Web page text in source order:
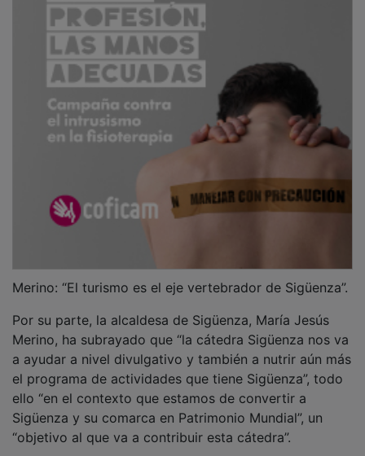
Merino: “El turismo es el eje vertebrador de Sigüenza”.
Por su parte, la alcaldesa de Sigüenza, María Jesús
Merino, ha subrayado que “la cátedra Sigüenza nos va
a ayudar a nivel divulgativo y también a nutrir aún más
el programa de actividades que tiene Sigüenza”, todo
ello “en el contexto que estamos de convertir a
Sigüenza y su comarca en Patrimonio Mundial”, un
“objetivo al que va a contribuir esta cátedra”.